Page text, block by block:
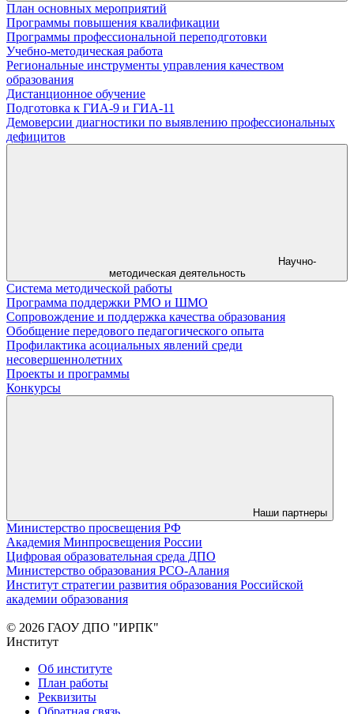
План основных мероприятий
Программы повышения квалификации
Программы профессиональной переподготовки
Учебно-методическая работа
Региональные инструменты управления качеством
образования
Дистанционное обучение
Подготовка к ГИА-9 и ГИА-11
Демоверсии диагностики по выявлению профессиональных
дефицитов
Научно-
методическая деятельность
Система методической работы
Программа поддержки РМО и ШМО
Сопровождение и поддержка качества образования
Обобщение передового педагогического опыта
Профилактика асоциальных явлений среди
несовершеннолетних
Проекты и программы
Конкурсы
Наши партнеры
Министерство просвещения РФ
Академия Минпросвещения России
Цифровая образовательная среда ДПО
Министерство образования РСО-Алания
Институт стратегии развития образования Российской
академии образования
© 2026 ГАОУ ДПО "ИРПК"
Институт
Об институте
План работы
Реквизиты
Обратная связь